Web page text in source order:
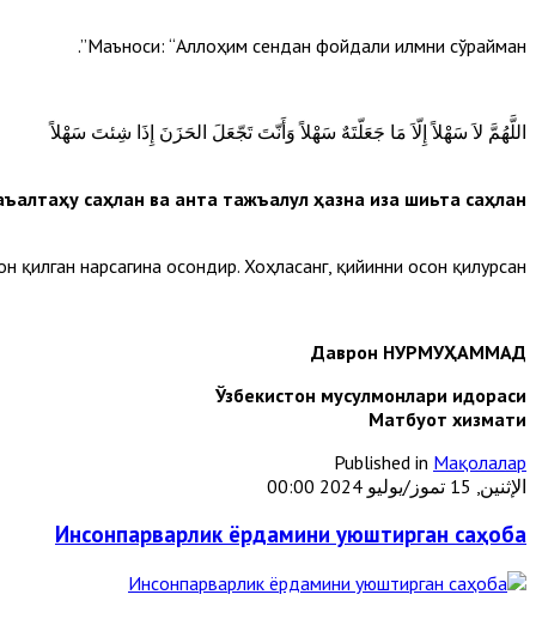
Маъноси: “Аллоҳим сендан фойдали илмни сўрайман”.
اللَّهُمَّ لاَ سَهْلاً إِلّاَ مَا جَعَلّتَهٌ سَهْلاً وَأَنّتَ تَجّعَلَ الحَزَنَ إِذَا شِئتَ سَهْلاً
саҳлан ва анта тажъалул ҳазна иза шиьта саҳлан”.
нарсагина осондир. Хоҳласанг, қийинни осон қилурсан.
Даврон НУРМУҲАММАД
Ўзбекистон мусулмонлари идораси
Матбуот хизмати
Published in Мақолалар
الإثنين, 15 تموز/يوليو 2024 00:00
Инсонпарварлик ёрдамини уюштирган саҳоба